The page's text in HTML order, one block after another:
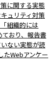
に関する実態
ュリティ対策
組織的には
おり、報告書
ない実態が読
たWebアンケー